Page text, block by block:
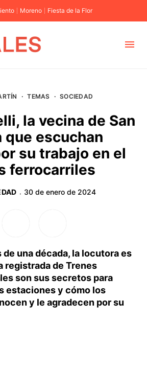
Moreno Fiesta de la Flor
· TEMAS · SOCIEDAD
la vecina de San
que escuchan
su trabajo en el
ferrocarriles
· 30 de enero de 2024
de una década, la locutora es
registrada de Trenes
son sus secretos para
estaciones y cómo los
y le agradecen por su